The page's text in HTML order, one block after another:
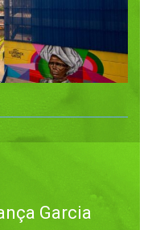
Garcia